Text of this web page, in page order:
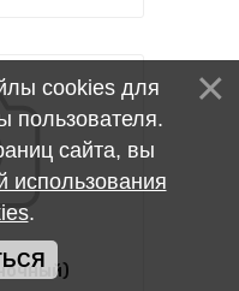
cookies для
пользователя.
сайта, вы
использования
.